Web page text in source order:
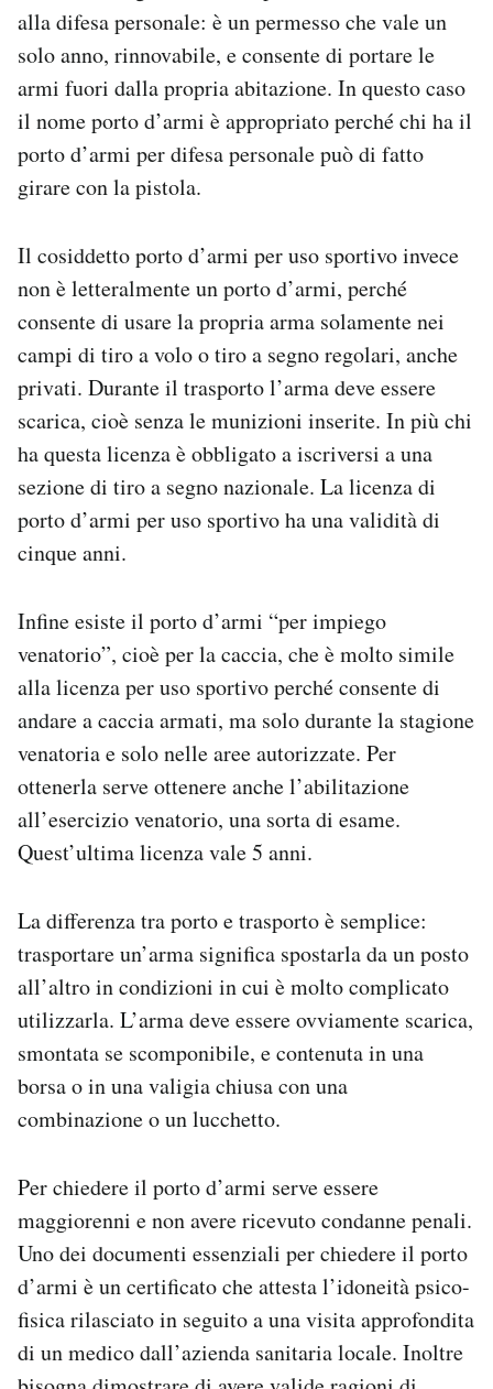
alla difesa personale: è un permesso che vale un
solo anno, rinnovabile, e consente di portare le
armi fuori dalla propria abitazione. In questo caso
il nome porto d’armi è appropriato perché chi ha il
porto d’armi per difesa personale può di fatto
girare con la pistola.
Il cosiddetto porto d’armi per uso sportivo invece
non è letteralmente un porto d’armi, perché
consente di usare la propria arma solamente nei
campi di tiro a volo o tiro a segno regolari, anche
privati. Durante il trasporto l’arma deve essere
scarica, cioè senza le munizioni inserite. In più chi
ha questa licenza è obbligato a iscriversi a una
sezione di tiro a segno nazionale. La licenza di
porto d’armi per uso sportivo ha una validità di
cinque anni.
Infine esiste il porto d’armi “per impiego
venatorio”, cioè per la caccia, che è molto simile
alla licenza per uso sportivo perché consente di
andare a caccia armati, ma solo durante la stagione
venatoria e solo nelle aree autorizzate. Per
ottenerla serve ottenere anche l’abilitazione
all’esercizio venatorio, una sorta di esame.
Quest’ultima licenza vale 5 anni.
La differenza tra porto e trasporto è semplice:
trasportare un’arma significa spostarla da un posto
all’altro in condizioni in cui è molto complicato
utilizzarla. L’arma deve essere ovviamente scarica,
smontata se scomponibile, e contenuta in una
borsa o in una valigia chiusa con una
combinazione o un lucchetto.
Per chiedere il porto d’armi serve essere
maggiorenni e non avere ricevuto condanne penali.
Uno dei documenti essenziali per chiedere il porto
d’armi è un certificato che attesta l’idoneità psico-
fisica rilasciato in seguito a una visita approfondita
di un medico dall’azienda sanitaria locale. Inoltre